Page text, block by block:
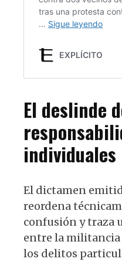
El deslinde
individuales
El dictamen
reordena
confusión y traza
entre la
los delitos